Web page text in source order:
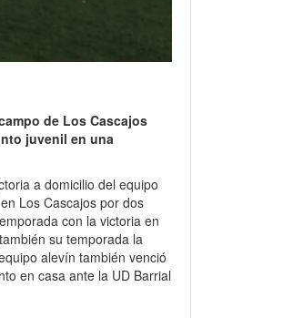
de Los Cascajos
juvenil en una
a domicilio del equipo
Los Cascajos por dos
con la victoria en
su temporada la
alevín también venció
en casa ante la UD Barrial